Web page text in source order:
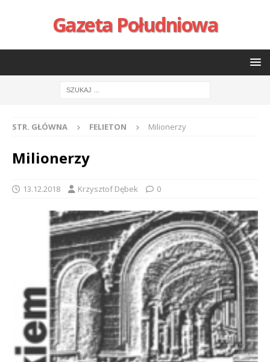
Gazeta Południowa
STR. GŁÓWNA FELIETON Milionerzy
Milionerzy
13.12.2018 Krzysztof Dębek 0